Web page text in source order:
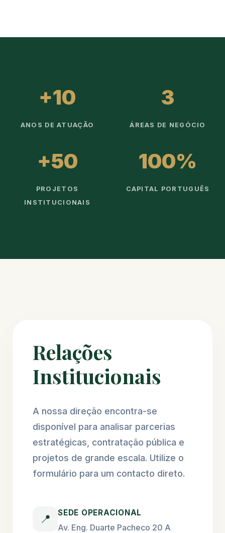
+10
ANOS DE ATUAÇÃO
3
ÁREAS DE NEGÓCIO
+50
PROJETOS
INSTITUCIONAIS
100%
CAPITAL PORTUGUÊS
Relações
Institucionais
A nossa direção encontra-se
disponível para analisar parcerias
estratégicas, contratação pública e
projetos de grande escala. Utilize o
formulário para um contacto direto.
📍 SEDE OPERACIONAL
Av. Eng. Duarte Pacheco 20 A